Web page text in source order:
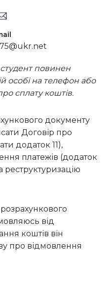
повинен
особі на телефон або
сплату коштів.
документу
Договір про
додаток 11),
платежів (додаток
реструктуризацію
від
коштів він
про відмовлення